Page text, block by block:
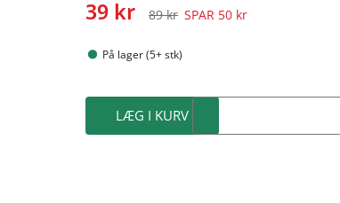
39 kr 89 kr SPAR 50 kr
På lager (5+ stk)
LÆG I KURV